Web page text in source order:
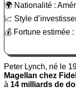
🌍 Nationalité :
📈 Style
💰 Fortune estimée
Peter Lynch, né le
Magellan chez
à 14 milliards de